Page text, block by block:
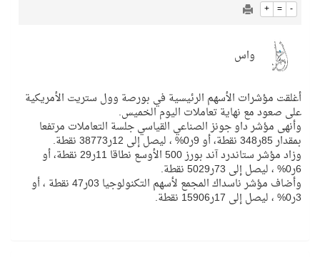
+ = -
واس
أغلقت مؤشرات الأسهم الرئيسية في بورصة وول ستريت الأمريكية
على صعود مع نهاية تعاملات اليوم الخميس.
وأنهى مؤشر داو جونز الصناعي القياسي جلسة التعاملات مرتفعا
بمقدار 85ر348 نقطة، أو 9ر0% ، ليصل إلى 12ر38773 نقطة.
وزاد مؤشر ستاندرد آند بورز 500 الأوسع نطاقا 11ر29 نقطة، أو
6ر0% ، ليصل إلى 73ر5029 نقطة.
وأضاف مؤشر ناسداك المجمع لأسهم التكنولوجيا 03ر47 نقطة ، أو
3ر0% ، ليصل إلى 17ر15906 نقطة.